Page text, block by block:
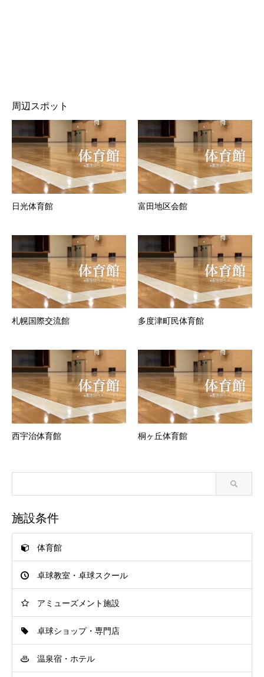
周辺スポット
日光体育館 富田地区会館
札幌国際交流館 多度津町民体育館
西宇治体育館 桐ヶ丘体育館
施設条件
体育館
卓球教室・卓球スクール
アミューズメント施設
卓球ショップ・専門店
温泉宿・ホテル